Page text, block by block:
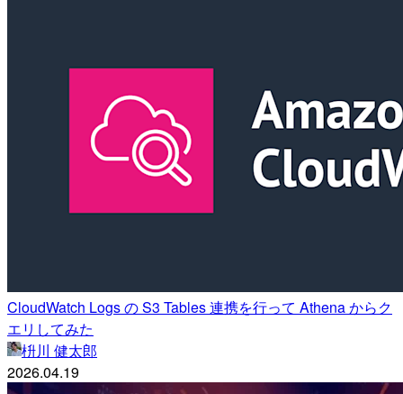
CloudWatch Logs の S3 Tables 連携を行って Athena からク
エリしてみた
枡川 健太郎
2026.04.19